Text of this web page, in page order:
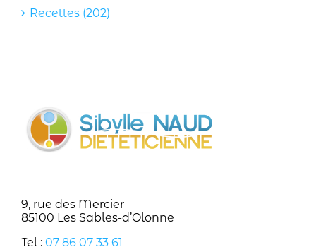
Recettes (202)
9, rue des Mercier
85100 Les Sables-d’Olonne
Tel : 07 86 07 33 61